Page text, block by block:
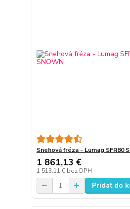
Snehová fréza - Lumag SFR80
1 861,13 €
1 513,11 € bez DPH
Pridať do